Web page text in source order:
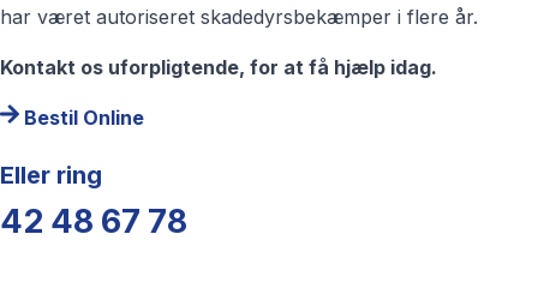
har været autoriseret skadedyrsbekæmper i flere år.
Kontakt os uforpligtende, for at få hjælp idag.
Bestil Online
Eller ring
42 48 67 78